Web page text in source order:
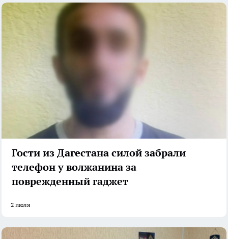
Гости из Дагестана силой забрали
телефон у волжанина за
поврежденный гаджет
2 июля